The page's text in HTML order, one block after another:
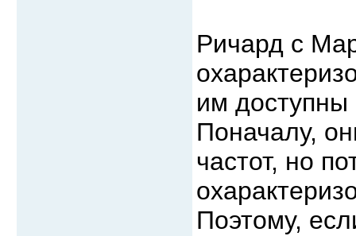
Ричард с
им доступны
Поначалу,
частот, но
Поэтому,